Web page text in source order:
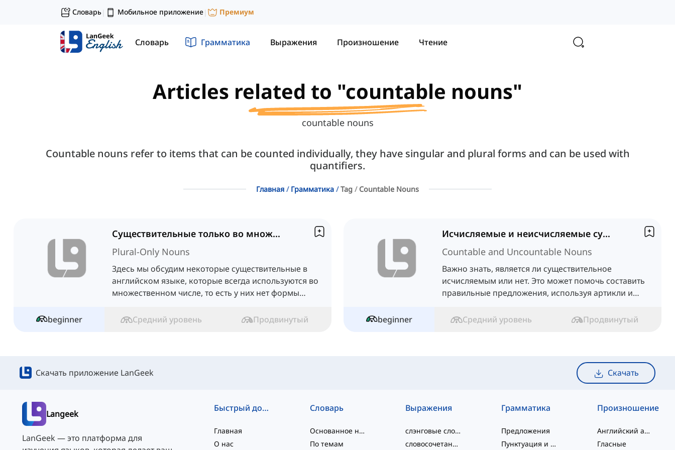
Словарь| Мобильное приложение| Премиум
Словарь Грамматика Выражения Произношение Чтение
Articles related to "countable nouns"
countable nouns
Countable nouns refer to items that can be counted individually, they have singular and plural forms and can be used with
quantifiers.
Главная Грамматика Tag Countable Nouns
Существительные только во множественном числе
Plural-Only Nouns
Здесь мы обсудим некоторые существительные в
английском языке, которые всегда используются во
множественном числе, то есть у них нет формы
beginner
Средний уровень Продвинутый
Исчисляемые и неисчисляемые существительные
Countable and Uncountable Nouns
Важно знать, является ли существительное
исчисляемым или нет. Это может помочь составить
правильные предложения, используя артикли и
beginner
Средний уровень Продвинутый
Скачать приложение LanGeek Скачать
Langeek
LanGeek — это платформа для
Быстрый доступ
Главная
О нас
Словарь
Основанное на уровне
По темам
Выражения
слэнговые слова
словосочетания
Грамматика
Предложения
Пунктуация и Орфография
Произношение
Английский алфавит
Гласные